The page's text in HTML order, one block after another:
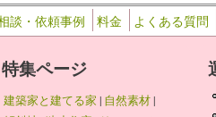
談・依頼事例 料金 よくある質問
特集ページ
建築家と建てる家 | 自然素材|